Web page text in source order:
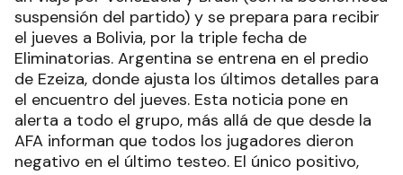
suspensión del partido) y se prepara para recibir
el jueves a Bolivia, por la triple fecha de
Eliminatorias. Argentina se entrena en el predio
de Ezeiza, donde ajusta los últimos detalles para
el encuentro del jueves. Esta noticia pone en
alerta a todo el grupo, más allá de que desde la
AFA informan que todos los jugadores dieron
negativo en el último testeo. El único positivo,